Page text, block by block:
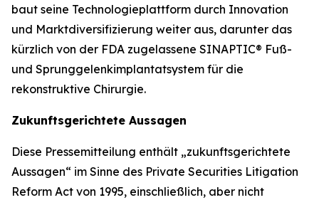
baut seine Technologieplattform durch Innovation
und Marktdiversifizierung weiter aus, darunter das
kürzlich von der FDA zugelassene SINAPTIC® Fuß-
und Sprunggelenkimplantatsystem für die
rekonstruktive Chirurgie.
Zukunftsgerichtete Aussagen
Diese Pressemitteilung enthält „zukunftsgerichtete
Aussagen“ im Sinne des Private Securities Litigation
Reform Act von 1995, einschließlich, aber nicht